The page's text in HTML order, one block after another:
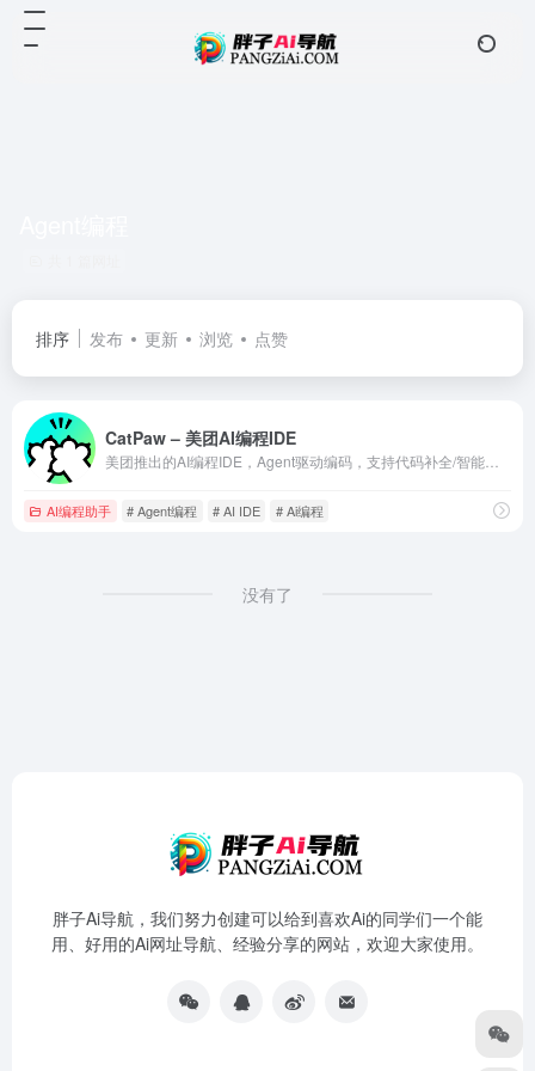
排序 发布 更新 浏览 点赞
CatPaw – 美团AI编程IDE
AI编程助手 # Agent编程 # AI IDE # Ai编程
没有了
胖子Ai导航，我们努力创建可以给到喜欢Ai的同学们一个能
用、好用的Ai网址导航、经验分享的网站，欢迎大家使用。